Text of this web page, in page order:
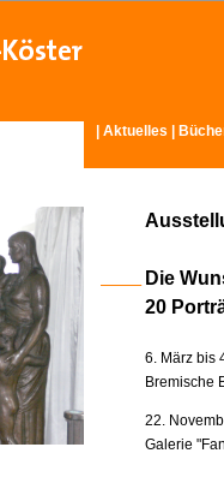
Aktuelles
Die
20
6. März bis
Bremische
22.
Galerie